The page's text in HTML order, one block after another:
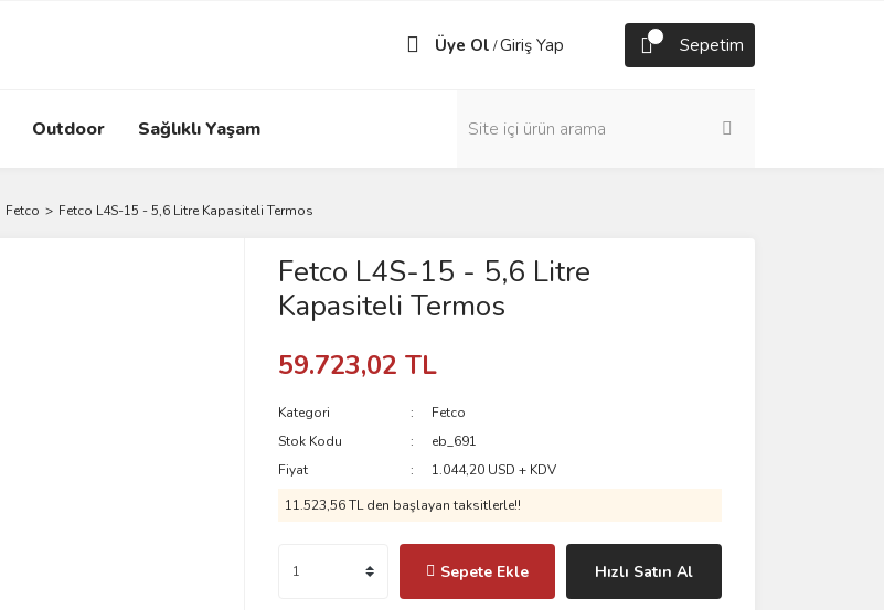
Üye Ol /Giriş Yap Sepetim
Outdoor Sağlıklı Yaşam
Fetco Fetco L4S-15 - 5,6 Litre Kapasiteli Termos
Fetco L4S-15 - 5,6 Litre
Kapasiteli Termos
59.723,02 TL
Kategori
Fetco
Stok Kodu
eb_691
Fiyat
1.044,20 USD + KDV
11.523,56 TL den başlayan taksitlerle!!
Sepete Ekle Hızlı Satın Al